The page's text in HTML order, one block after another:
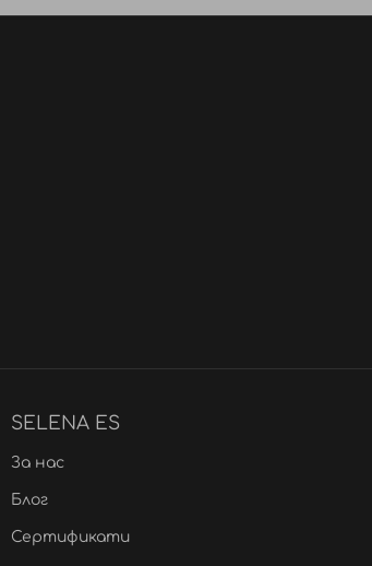
SELENA ES
За нас
Блог
Сертификати